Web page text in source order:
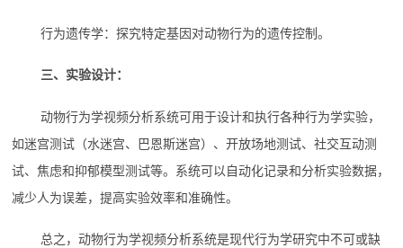
行为遗传学：探究特定基因对动物行为的遗传控制。
三、实验设计：
动物行为学视频分析系统可用于设计和执行各种行为学实验，
如迷宫测试（水迷宫、巴恩斯迷宫）、开放场地测试、社交互动测
试、焦虑和抑郁模型测试等。系统可以自动化记录和分析实验数据，
减少人为误差，提高实验效率和准确性。
总之，动物行为学视频分析系统是现代行为学研究中不可或缺